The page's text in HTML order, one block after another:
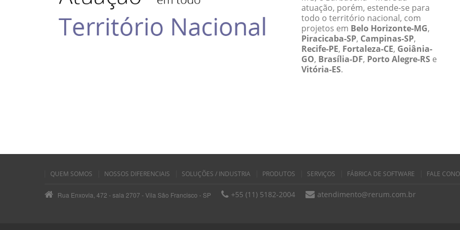
atuação, porém, estende-se para
todo o território nacional, com
projetos em Belo Horizonte-MG,
Piracicaba-SP, Campinas-SP,
Recife-PE, Fortaleza-CE, Goiânia-
GO, Brasília-DF, Porto Alegre-RS e
Vitória-ES.
QUEM SOMOS NOSSOS DIFERENCIAIS SOLUÇÕES / INDUSTRIA PRODUTOS SERVIÇOS FÁBRICA DE SOFTWARE FALE
Rua Enxovia, 472 - sala 2707 - Vila São Francisco - SP +55 (11) 5182-2004 atendimento@rerum.com.br